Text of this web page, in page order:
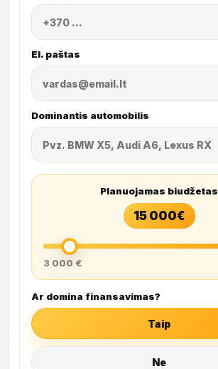
El. paštas
Dominantis automobilis
Planuojamas biudžetas
15 000€
3 000 €
Ar domina finansavimas?
Taip
Ne